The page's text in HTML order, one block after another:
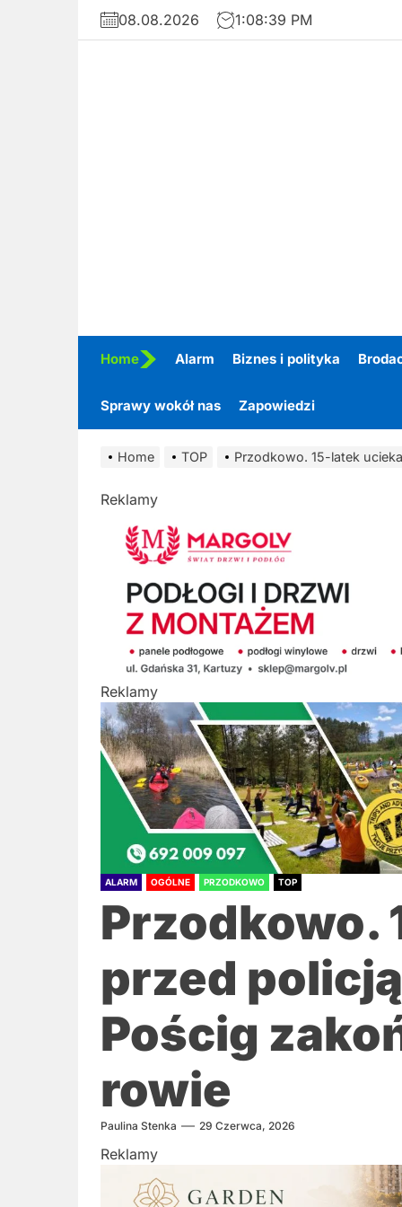
Skip
08.08.2026 1:08:41 PM
Home Alarm Biznes i polityka
Sprawy wokół nas Zapowiedzi
Home TOP Przodkowo. 15-latek
Reklamy
Reklamy
ALARM OGÓLNE PRZODKOWO TOP
Przodkowo.
przed
Pościg
rowie
Paulina Stenka 29 Czerwca, 2026
Reklamy